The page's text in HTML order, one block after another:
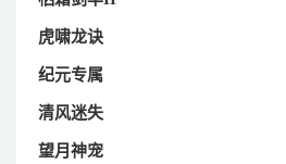
虎啸龙诀
纪元专属
清风迷失
望月神宠